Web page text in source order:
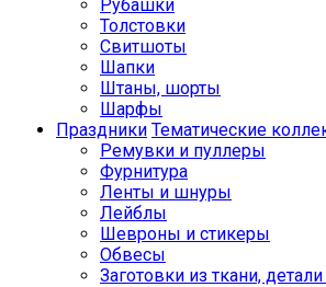
Рубашки
Толстовки
Свитшоты
Шапки
Штаны, шорты
Шарфы
Праздники Тематические
Ремувки и пуллеры
Фурнитура
Ленты и шнуры
Лейблы
Шевроны и стикеры
Обвесы
Заготовки из ткани,